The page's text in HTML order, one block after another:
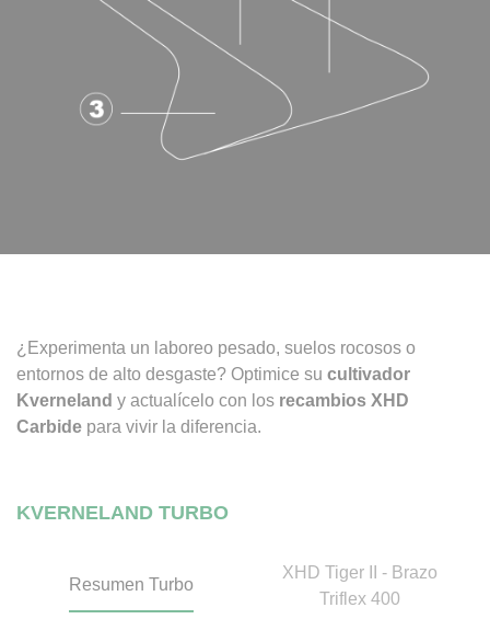
¿Experimenta un laboreo pesado, suelos rocosos o
entornos de alto desgaste? Optimice su cultivador
Kverneland y actualícelo con los recambios XHD
Carbide para vivir la diferencia.
KVERNELAND TURBO
Resumen Turbo
XHD Tiger II - Brazo
Triflex 400